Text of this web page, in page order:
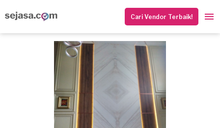
Cari Vendor Terbaik!